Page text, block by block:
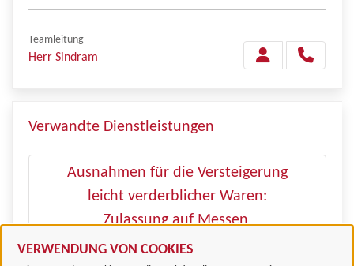
VERWENDUNG VON COOKIES
Teamleitung
Herr Sindram
Verwandte Dienstleistungen
Ausnahmen für die Versteigerung
leicht verderblicher Waren:
Zulassung auf Messen,
Ausstellungen und Großmärkten